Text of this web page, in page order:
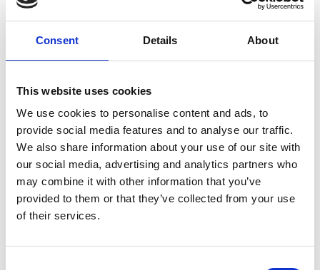
Consent Details About
This website uses cookies
We use cookies to personalise content and ads, to
provide social media features and to analyse our traffic.
We also share information about your use of our site with
our social media, advertising and analytics partners who
may combine it with other information that you’ve
provided to them or that they’ve collected from your use
of their services.
Kluziště v
zve malé i
užívají společné zimní chvíle, zatímco romantici se při
soumraku kloužou ruku v ruce pod hvězdnou
Přírodní kluzištěse nachází ve
a je vybaveno
.
Otevírací doba:
📅 od poloviny prosince do poloviny února
🕛 denně od12.00 do 17.00
Půjčovna bruslí:
⛸️ na místě (samoobsluha)
Slice & Ice ledový minigolf